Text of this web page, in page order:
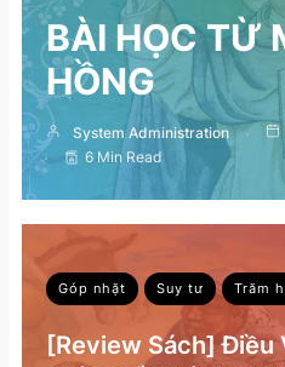
BÀI HỌC TỪ
HỒNG
System Administration
6 Min Read
Góp nhặt Suy tư Trăm
[Review Sách]